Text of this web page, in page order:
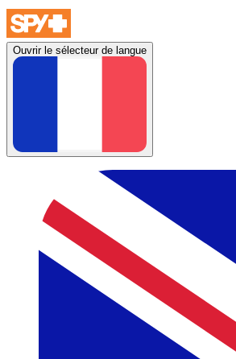
Ouvrir le sélecteur de langue